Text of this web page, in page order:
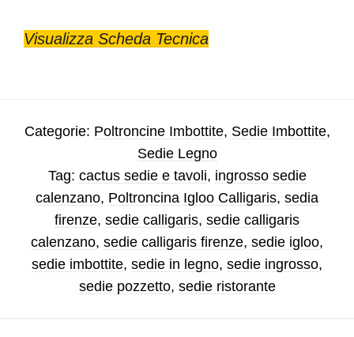
Visualizza Scheda Tecnica
Categorie: Poltroncine Imbottite, Sedie Imbottite,
Sedie Legno
Tag: cactus sedie e tavoli, ingrosso sedie
calenzano, Poltroncina Igloo Calligaris, sedia
firenze, sedie calligaris, sedie calligaris
calenzano, sedie calligaris firenze, sedie igloo,
sedie imbottite, sedie in legno, sedie ingrosso,
sedie pozzetto, sedie ristorante